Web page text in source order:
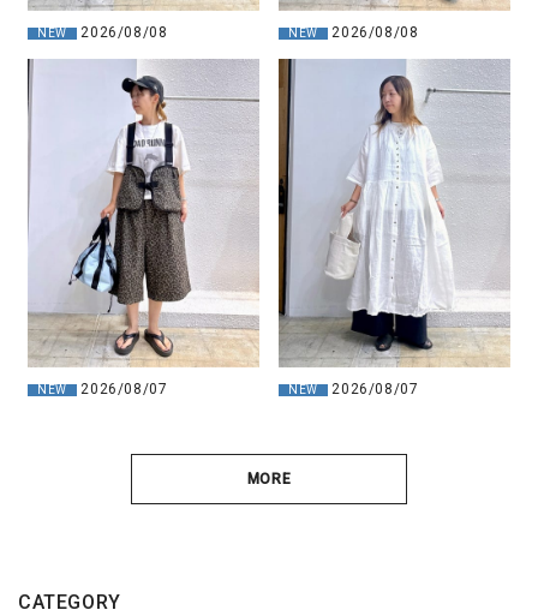
NEW 2026/08/08 NEW 2026/08/08
NEW 2026/08/07 NEW 2026/08/07
MORE
CATEGORY